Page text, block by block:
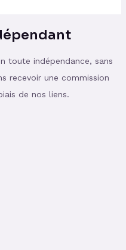
toute indépendance, sans
recevoir une commission
de nos liens.